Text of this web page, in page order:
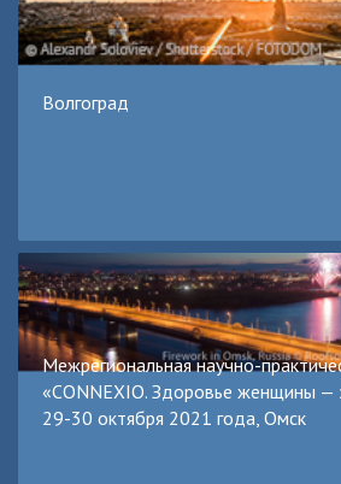
Волгоград
Межрегиональная научно-
«CONNEXIO. Здоровье женщины —
29-30 октября 2021 года, Омск